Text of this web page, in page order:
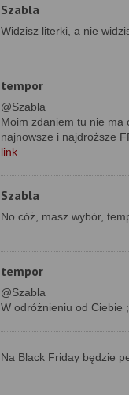
Szabla
Widzisz literki, a nie
tempor
@Szabla
Moim zdaniem tu nie ma
najnowsze i najdroższe
link
Szabla
No cóż, masz wybór,
tempor
@Szabla
W odróżnieniu od Ciebie
Na Black Friday będzie